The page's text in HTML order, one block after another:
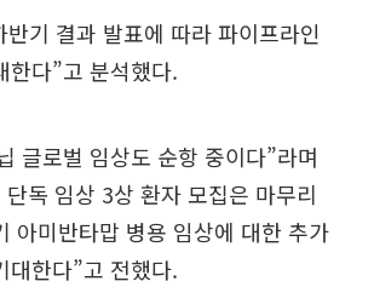
기 결과 발표에 따라 파이프라인
한다”고 분석했다.
글로벌 임상도 순항 중이다”라며
독 임상 3상 환자 모집은 마무리
아미반타맙 병용 임상에 대한 추가
대한다”고 전했다.